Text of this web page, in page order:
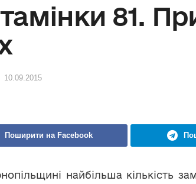
81.
10.09.2015
Поширити на Facebook
найбільша кількість